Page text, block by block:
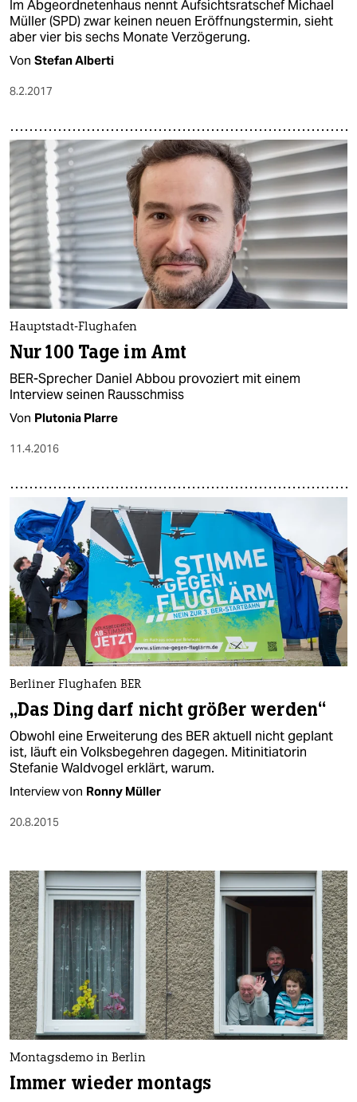
Im Abgeordnetenhaus nennt Aufsichtsratschef Michael
Müller (SPD) zwar keinen neuen Eröffnungstermin, sieht
aber vier bis sechs Monate Verzögerung.
Von Stefan Alberti
8.2.2017
Hauptstadt-Flughafen
Nur 100 Tage im Amt
BER-Sprecher Daniel Abbou provoziert mit einem
Interview seinen Rausschmiss
Von Plutonia Plarre
11.4.2016
Berliner Flughafen BER
„Das Ding darf nicht größer werden“
Obwohl eine Erweiterung des BER aktuell nicht geplant
ist, läuft ein Volksbegehren dagegen. Mitinitiatorin
Stefanie Waldvogel erklärt, warum.
Interview von Ronny Müller
20.8.2015
Montagsdemo in Berlin
Immer wieder montags